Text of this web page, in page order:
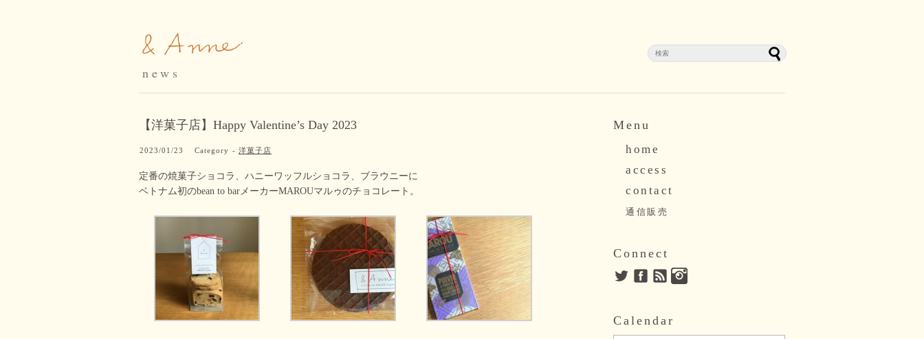
news
【洋菓子店】Happy Valentine’s Day 2023
2023/01/23 Category - 洋菓子店
定番の焼菓子ショコラ、ハニーワッフルショコラ、ブラウニーに
ベトナム初のbean to barメーカーMAROUマルゥのチョコレート。
Menu
home
access
contact
通信販売
Connect
Calendar